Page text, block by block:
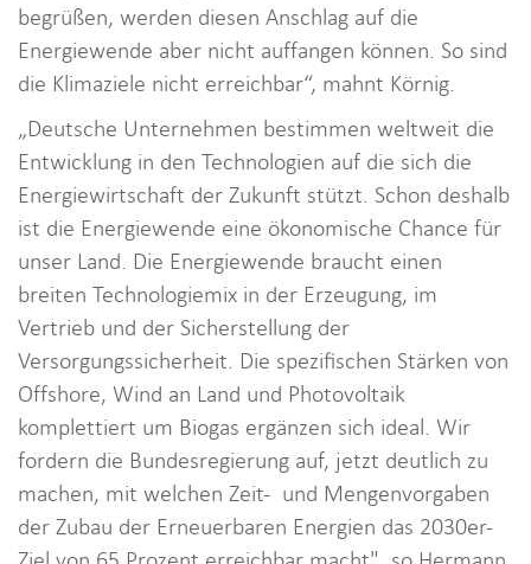
begrüßen, werden diesen Anschlag auf die
Energiewende aber nicht auffangen können. So sind
die Klimaziele nicht erreichbar“, mahnt Körnig.
„Deutsche Unternehmen bestimmen weltweit die
Entwicklung in den Technologien auf die sich die
Energiewirtschaft der Zukunft stützt. Schon deshalb
ist die Energiewende eine ökonomische Chance für
unser Land. Die Energiewende braucht einen
breiten Technologiemix in der Erzeugung, im
Vertrieb und der Sicherstellung der
Versorgungssicherheit. Die spezifischen Stärken von
Offshore, Wind an Land und Photovoltaik
komplettiert um Biogas ergänzen sich ideal. Wir
fordern die Bundesregierung auf, jetzt deutlich zu
machen, mit welchen Zeit- und Mengenvorgaben
der Zubau der Erneuerbaren Energien das 2030er-